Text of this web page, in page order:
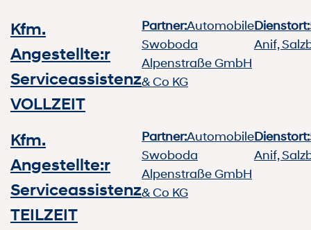
Kfm.
Angestellte:r
Serviceassistenz
VOLLZEIT
Partner:Automobile
Swoboda
Alpenstraße GmbH
& Co KG
Dienstort:
Anif,
Kfm.
Angestellte:r
Serviceassistenz
TEILZEIT
Partner:Automobile
Swoboda
Alpenstraße GmbH
& Co KG
Dienstort:
Anif,